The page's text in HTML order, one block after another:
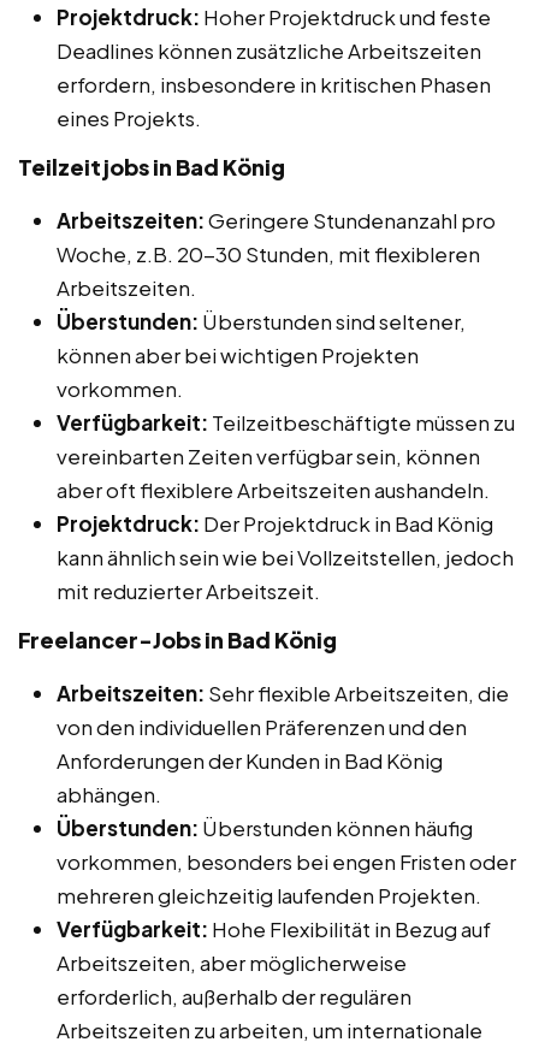
Projektdruck: Hoher Projektdruck und feste
Deadlines können zusätzliche Arbeitszeiten
erfordern, insbesondere in kritischen Phasen
eines Projekts.
Teilzeitjobs in Bad König
Arbeitszeiten:Geringere Stundenanzahl pro
Woche, z.B. 20-30 Stunden, mit flexibleren
Arbeitszeiten.
Überstunden: Überstunden sind seltener,
können aber bei wichtigen Projekten
vorkommen.
Verfügbarkeit: Teilzeitbeschäftigte müssen zu
vereinbarten Zeiten verfügbar sein, können
aber oft flexiblere Arbeitszeiten aushandeln.
Projektdruck: Der Projektdruck in Bad König
kann ähnlich sein wie bei Vollzeitstellen, jedoch
mit reduzierter Arbeitszeit.
Freelancer-Jobs in Bad König
Arbeitszeiten: Sehr flexible Arbeitszeiten, die
von den individuellen Präferenzen und den
Anforderungen der Kunden in Bad König
abhängen.
Überstunden: Überstunden können häufig
vorkommen, besonders bei engen Fristen oder
mehreren gleichzeitig laufenden Projekten.
Verfügbarkeit: Hohe Flexibilität in Bezug auf
Arbeitszeiten, aber möglicherweise
erforderlich, außerhalb der regulären
Arbeitszeiten zu arbeiten, um internationale